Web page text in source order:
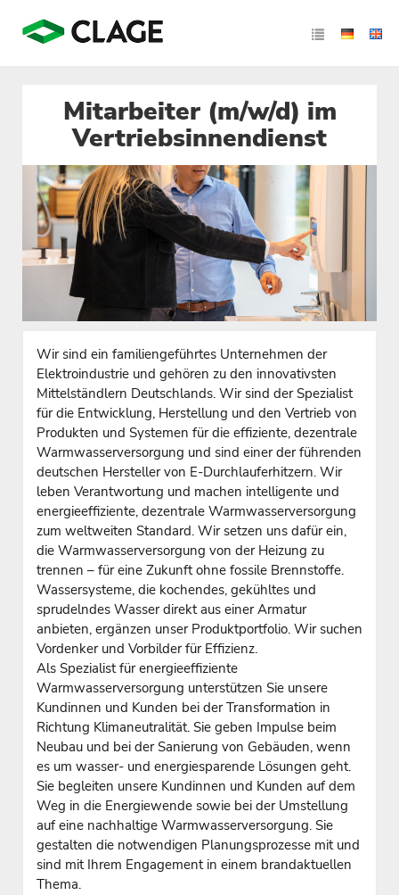
Mitarbeiter (m/w/d) im
Vertriebsinnendienst
Wir sind ein familiengeführtes Unternehmen der
Elektroindustrie und gehören zu den innovativsten
Mittelständlern Deutschlands. Wir sind der Spezialist
für die Entwicklung, Herstellung und den Vertrieb von
Produkten und Systemen für die effiziente, dezentrale
Warmwasserversorgung und sind einer der führenden
deutschen Hersteller von E-Durchlauferhitzern. Wir
leben Verantwortung und machen intelligente und
energieeffiziente, dezentrale Warmwasserversorgung
zum weltweiten Standard. Wir setzen uns dafür ein,
die Warmwasserversorgung von der Heizung zu
trennen – für eine Zukunft ohne fossile Brennstoffe.
Wassersysteme, die kochendes, gekühltes und
sprudelndes Wasser direkt aus einer Armatur
anbieten, ergänzen unser Produktportfolio. Wir suchen
Vordenker und Vorbilder für Effizienz.
Als Spezialist für energieeffiziente
Warmwasserversorgung unterstützen Sie unsere
Kundinnen und Kunden bei der Transformation in
Richtung Klimaneutralität. Sie geben Impulse beim
Neubau und bei der Sanierung von Gebäuden, wenn
es um wasser- und energiesparende Lösungen geht.
Sie begleiten unsere Kundinnen und Kunden auf dem
Weg in die Energiewende sowie bei der Umstellung
auf eine nachhaltige Warmwasserversorgung. Sie
gestalten die notwendigen Planungsprozesse mit und
sind mit Ihrem Engagement in einem brandaktuellen
Thema.